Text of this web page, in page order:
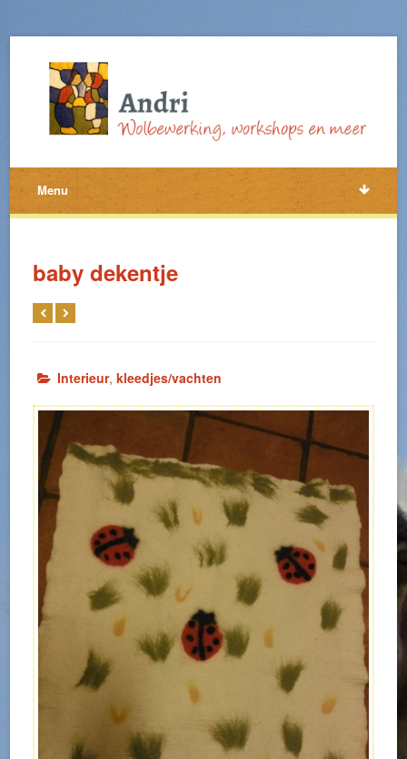
Menu
baby dekentje
Interieur,kleedjes/vachten